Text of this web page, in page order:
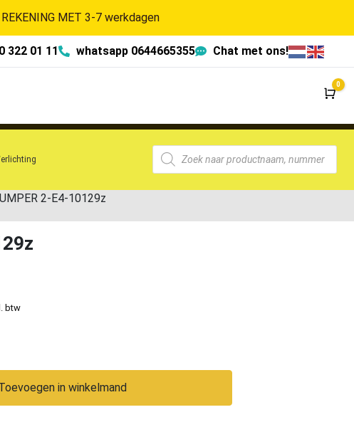
REKENING MET 3-7 werkdagen
322 01 11 whatsapp 0644665355 Chat met ons!
0
2-E4-10129z
btw
in winkelmand